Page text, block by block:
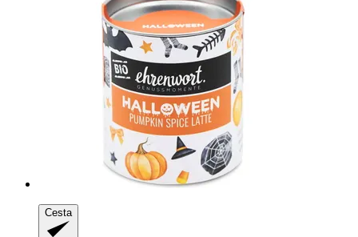
Cesta